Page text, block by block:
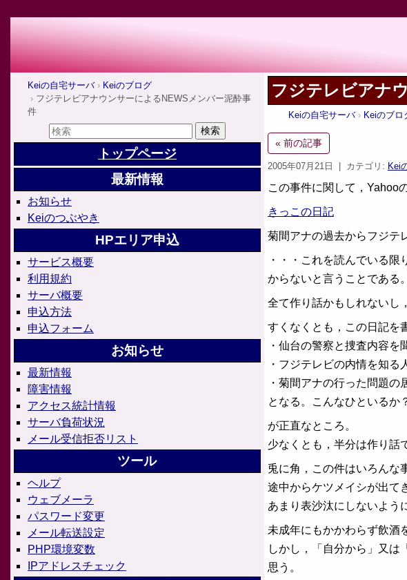
Keiの自宅サーバ
Keiのブログ
フジテレビアナウンサーによるNEWSメンバー泥酔事
件
トップページ
最新情報
お知らせ
Keiのつぶやき
HPエリア申込
サービス概要
利用規約
サーバ概要
申込方法
申込フォーム
お知らせ
最新情報
障害情報
アクセス統計情報
サーバ負荷状況
メール受信拒否リスト
ツール
ヘルプ
ウェブメーラ
パスワード変更
メール転送設定
PHP環境変数
IPアドレスチェック
フジテレビアナ
Keiの自宅サーバ Keiのブロ
« 前の記事
2005年07月21日 | カテゴリ: Kei
この事件に関して，Yahoo
きっこの日記
菊間アナの過去からフジテ
・・・これを読んでいる
からないと言うことである。
全て作り話かもしれないし
すくなくとも，この日記を
・仙台の警察と捜査内容
・フジテレビの内情を知る
・菊間アナの行った問題
となる。こんなひといるか
が正直なところ。
少なくとも，半分は作り話
兎に角，この件はいろんな
途中からケツメイシが出て
あまり表沙汰にしないよう
未成年にもかかわらず飲酒
しかし，「自分から」又は
思う。